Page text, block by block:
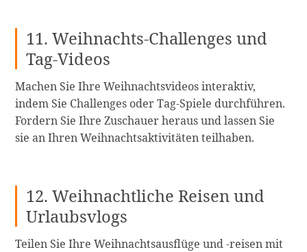
11. Weihnachts-Challenges und
Tag-Videos
Machen Sie Ihre Weihnachtsvideos interaktiv,
indem Sie Challenges oder Tag-Spiele durchführen.
Fordern Sie Ihre Zuschauer heraus und lassen Sie
sie an Ihren Weihnachtsaktivitäten teilhaben.
12. Weihnachtliche Reisen und
Urlaubsvlogs
Teilen Sie Ihre Weihnachtsausflüge und -reisen mit